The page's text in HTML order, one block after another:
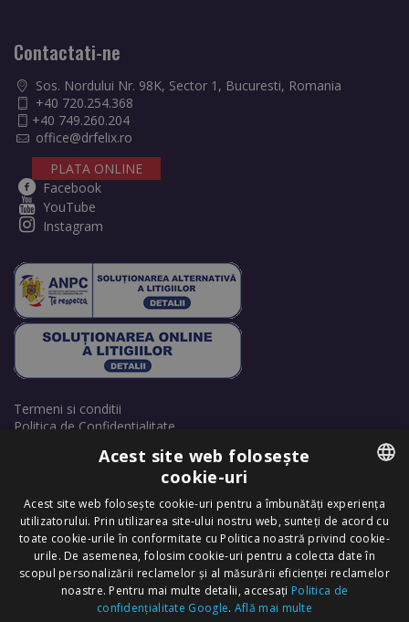
Contactati-ne
Sos. Nordului Nr. 98K, Sector 1, Bucuresti, Romania
+40 720.254.368
+40 749.260.204
office@drfelix.ro
PLATA ONLINE
Facebook
YouTube
Instagram
Termeni si conditii
Politica de Confidentialitate
Retrage consimțământ cookie-uri
Copyright © 2025 Dr. Felix Hair Implant - Excellence in Hair
Transplantation in Eastern Europe! - All Rights Reserved.
ROMANIAN
ENGLISH
Acest site web folosește
cookie-uri
Acest site web folosește cookie-uri pentru a îmbunătăți experiența
utilizatorului. Prin utilizarea site-ului nostru web, sunteți de acord cu
toate cookie-urile în conformitate cu Politica noastră privind cookie-
urile. De asemenea, folosim cookie-uri pentru a colecta date în
scopul personalizării reclamelor și al măsurării eficienței reclamelor
noastre. Pentru mai multe detalii, accesați Politica de
confidențialitate Google. Află mai multe